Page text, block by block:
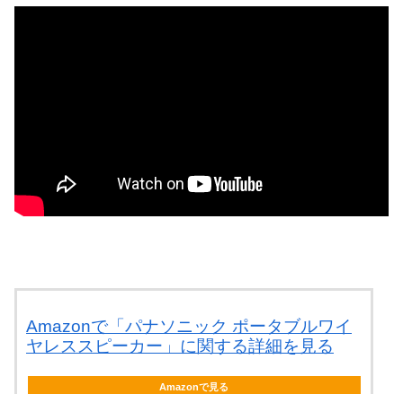
Amazonで「パナソニック ポータブルワイ
ヤレススピーカー」に関する詳細を見る
Amazonで見る